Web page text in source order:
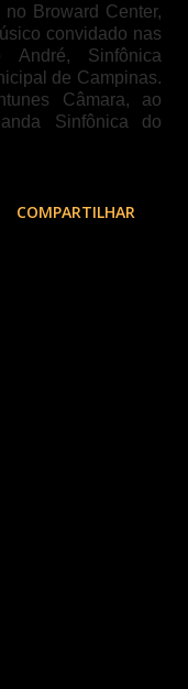
no Broward Center,
convidado nas
André, Sinfônica
de Campinas.
Câmara, ao
Sinfônica do
COMPARTILHAR